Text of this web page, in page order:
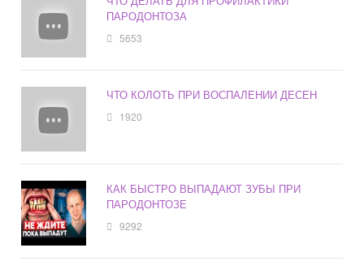
ПАРОДОНТОЗА
5653
ЧТО КОЛОТЬ ПРИ ВОСПАЛЕНИИ ДЕСЕН
1920
КАК БЫСТРО ВЫПАДАЮТ ЗУБЫ ПРИ
ПАРОДОНТОЗЕ
9292